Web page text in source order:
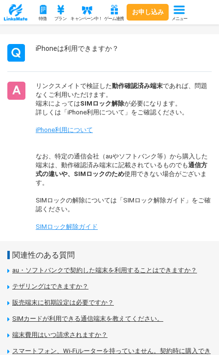
特徴 プラン キャンペーン中！ ゲーム連携
お申し込み
メニュー
iPhoneは利用できますか？
リンクスメイトで検証した動作確認済み端末であれば、問題
なくご利用いただけます。
端末によってはSIMロック解除が必要になります。
詳しくは「iPhone利用について」をご確認ください。
iPhone利用について
なお、特定の通信会社（auやソフトバンク等）から購入した
端末は、動作確認済み端末に記載されているものでも通信方
式の違いや、SIMロックのため使用できない場合がございま
す。
SIMロックの解除については「SIMロック解除ガイド」をご確
認ください。
SIMロック解除ガイド
関連性のある質問
au・ソフトバンクで契約した端末を利用することはできますか？
テザリングはできますか？
販売端末に初期設定は必要ですか？
SIMカードが利用できる通信端末を教えてください。
端末費用はいつ請求されますか？
スマートフォン、Wi-Fiルーターを持っていません。契約時に購入でき